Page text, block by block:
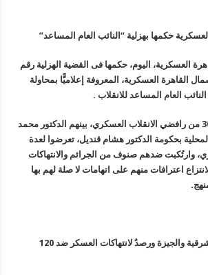
حكمها بهزلية “النائب العام المساعد”
العسكرية، اليوم، حكمها فى القضية الهزلية رقم
شمال القاهرة العسكرية، المعروفة إعلاميًّا بمحاولة
النائب العام المساعد للانقلاب .
وتضم القضية الهزلية 304 من رافضي الانقلاب العسكري، بينهم الدكتور محمد
بحكومة الدكتور هشام قنديل، تعرضوا لعدة
وارتُكبت ضدهم صنوف من الجرائم والانتهاكات
اعترافات منهم على اتهامات لا صلة لهم بها
.
* اعتقالات مسعورة بالشرقية والجيزة ورصدٌ لانتهاكات العسكر ضد 120